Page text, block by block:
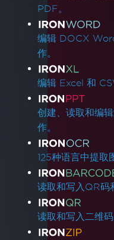
PDF。
编辑 DOCX
作。
编辑 Excel 和
创建、读取和编
作。
125种语言中提取
读取和写入QR码
读取和写入二维码